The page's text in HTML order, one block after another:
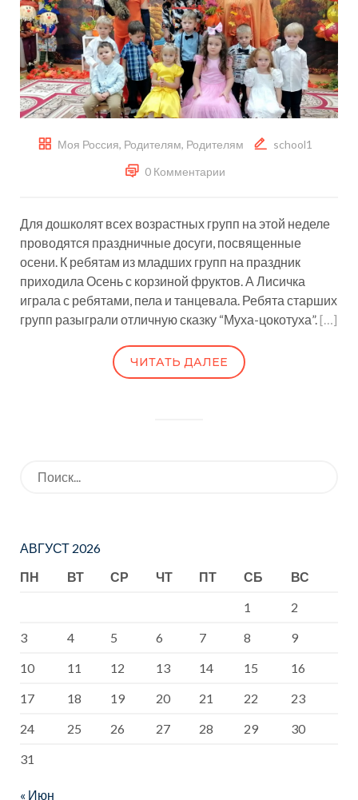
Моя Россия, Родителям, Родителям
school1
0 Комментарии
Для дошколят всех возрастных групп на этой неделе
проводятся праздничные досуги, посвященные
осени. К ребятам из младших групп на праздник
приходила Осень с корзиной фруктов. А Лисичка
играла с ребятами, пела и танцевала. Ребята старших
групп разыграли отличную сказку “Муха-цокотуха”.[…]
ЧИТАТЬ ДАЛЕЕ
Искать:
АВГУСТ 2026
ПН
ВТ СР ЧТ ПТ СБ
ВС
1
2
3
4 5 6 7 8
9
10
11 12 13 14 15
16
17
18 19 20 21 22
23
24
25 26 27 28 29
30
31
« Июн